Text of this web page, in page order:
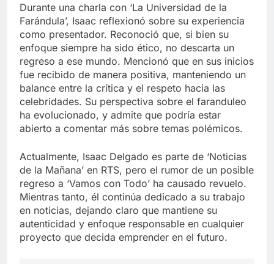
Durante una charla con ‘La Universidad de la
Farándula’, Isaac reflexionó sobre su experiencia
como presentador. Reconoció que, si bien su
enfoque siempre ha sido ético, no descarta un
regreso a ese mundo. Mencionó que en sus inicios
fue recibido de manera positiva, manteniendo un
balance entre la crítica y el respeto hacia las
celebridades. Su perspectiva sobre el faranduleo
ha evolucionado, y admite que podría estar
abierto a comentar más sobre temas polémicos.
Actualmente, Isaac Delgado es parte de ‘Noticias
de la Mañana’ en RTS, pero el rumor de un posible
regreso a ‘Vamos con Todo’ ha causado revuelo.
Mientras tanto, él continúa dedicado a su trabajo
en noticias, dejando claro que mantiene su
autenticidad y enfoque responsable en cualquier
proyecto que decida emprender en el futuro.